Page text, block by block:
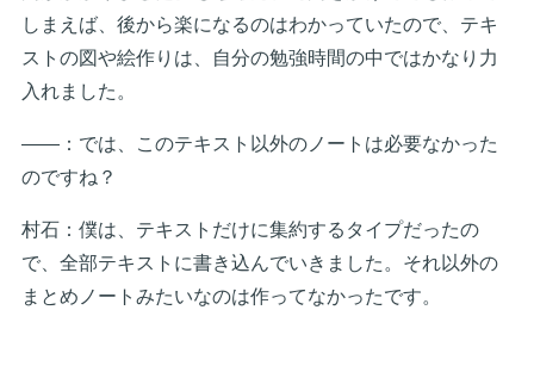
しまえば、後から楽になるのはわかっていたので、テキ
ストの図や絵作りは、自分の勉強時間の中ではかなり力
入れました。
――：では、このテキスト以外のノートは必要なかった
のですね？
村石：僕は、テキストだけに集約するタイプだったの
で、全部テキストに書き込んでいきました。それ以外の
まとめノートみたいなのは作ってなかったです。